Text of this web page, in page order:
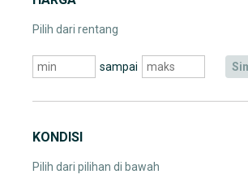
Sony(1)
Mito(1)
Xiaomi(225)
HP (9)
Pilih dari rentang
sampai
KONDISI
Pilih dari pilihan di bawah